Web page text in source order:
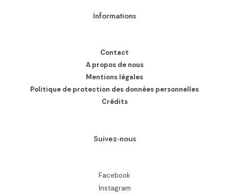
Informations
Contact
A propos de nous
Mentions légales
Politique de protection des données personnelles
Crédits
Suivez-nous
Facebook
Instagram